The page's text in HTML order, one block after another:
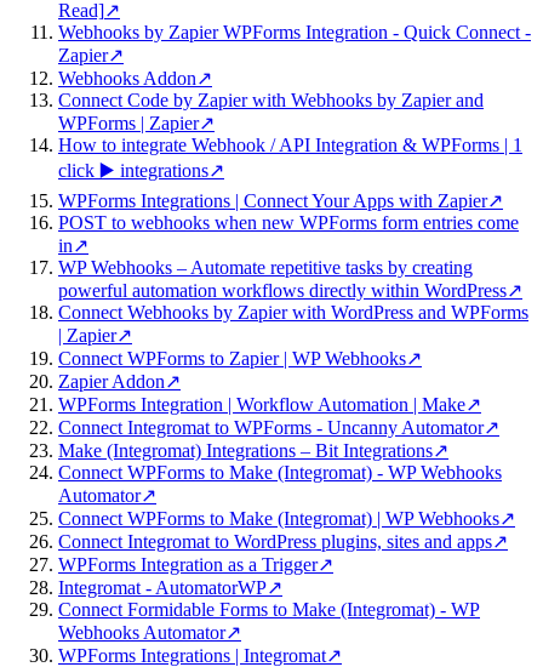
Read]↗
Webhooks by Zapier WPForms Integration - Quick Connect -
Zapier↗
Webhooks Addon↗
Connect Code by Zapier with Webhooks by Zapier and
WPForms | Zapier↗
How to integrate Webhook / API Integration & WPForms | 1
click ▶️ integrations↗
WPForms Integrations | Connect Your Apps with Zapier↗
POST to webhooks when new WPForms form entries come
in↗
WP Webhooks – Automate repetitive tasks by creating
powerful automation workflows directly within WordPress↗
Connect Webhooks by Zapier with WordPress and WPForms
| Zapier↗
Connect WPForms to Zapier | WP Webhooks↗
Zapier Addon↗
WPForms Integration | Workflow Automation | Make↗
Connect Integromat to WPForms - Uncanny Automator↗
Make (Integromat) Integrations – Bit Integrations↗
Connect WPForms to Make (Integromat) - WP Webhooks
Automator↗
Connect WPForms to Make (Integromat) | WP Webhooks↗
Connect Integromat to WordPress plugins, sites and apps↗
WPForms Integration as a Trigger↗
Integromat - AutomatorWP↗
Connect Formidable Forms to Make (Integromat) - WP
Webhooks Automator↗
WPForms Integrations | Integromat↗